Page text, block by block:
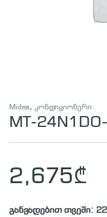
Midea,კონდიციონერი
MT-
2,675₾
განვადებით თვეში: